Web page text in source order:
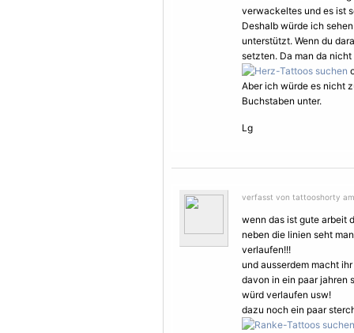
verwackeltes und es ist
Deshalb würde ich
unterstützt. Wenn du
setzten. Da man da
Aber ich würde es nicht
Buchstaben unter.
Lg
verfasst von tattooshorty
wenn das ist gute arbeit
neben die linien seht
verlaufen!!!
und ausserdem macht
davon in ein paar jahren
würd verlaufen usw!
dazu noch ein paar